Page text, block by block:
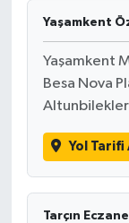
Yaşamkent
Yaşamkent
Besa Nova
Altunbilekler
Yol Tarifi
Tarçın